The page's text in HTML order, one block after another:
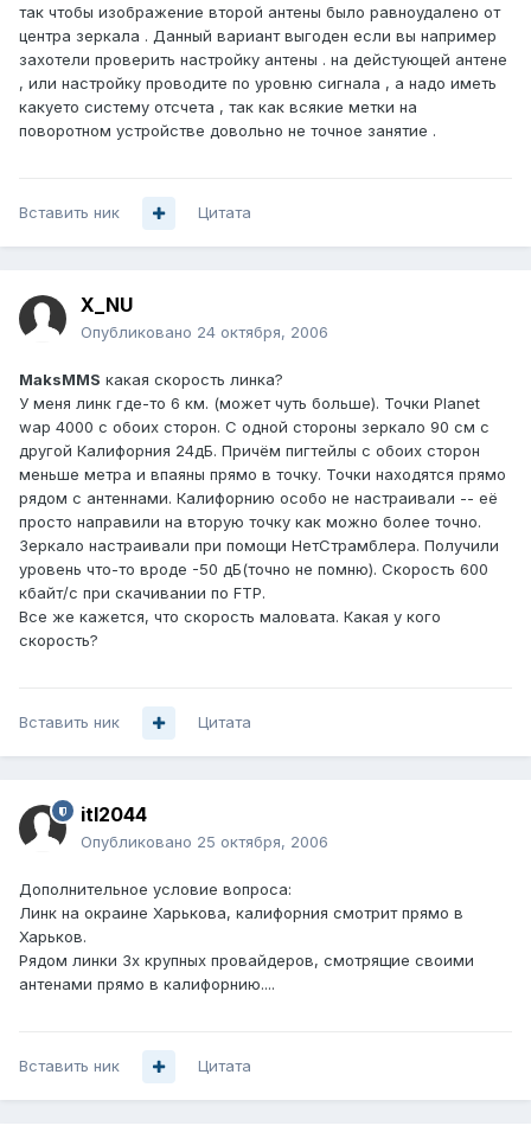
так чтобы изображение второй антены было равноудалено от
центра зеркала . Данный вариант выгоден если вы например
захотели проверить настройку антены . на дейстующей антене
, или настройку проводите по уровню сигнала , а надо иметь
какуето систему отсчета , так как всякие метки на
поворотном устройстве довольно не точное занятие .
Вставить ник Цитата
X_NU
Опубликовано 24 октября, 2006
MaksMMS какая скорость линка?
У меня линк где-то 6 км. (может чуть больше). Точки Planet
wap 4000 с обоих сторон. С одной стороны зеркало 90 см с
другой Калифорния 24дБ. Причём пигтейлы с обоих сторон
меньше метра и впаяны прямо в точку. Точки находятся прямо
рядом с антеннами. Калифорнию особо не настраивали -- её
просто направили на вторую точку как можно более точно.
Зеркало настраивали при помощи НетСтрамблера. Получили
уровень что-то вроде -50 дБ(точно не помню). Скорость 600
кбайт/с при скачивании по FTP.
Все же кажется, что скорость маловата. Какая у кого
скорость?
Вставить ник Цитата
itl2044
Опубликовано 25 октября, 2006
Дополнительное условие вопроса:
Линк на окраине Харькова, калифорния смотрит прямо в
Харьков.
Рядом линки 3х крупных провайдеров, смотрящие своими
антенами прямо в калифорнию....
Вставить ник Цитата